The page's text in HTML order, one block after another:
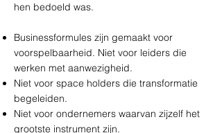
hen bedoeld was.
Businessformules zijn gemaakt voor
voorspelbaarheid. Niet voor leiders die
werken met aanwezigheid.
Niet voor space holders die transformatie
begeleiden.
Niet voor ondernemers waarvan zijzelf het
grootste instrument zijn.